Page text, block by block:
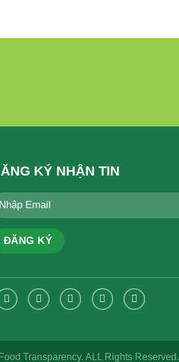
KÝ NHẬN TIN
Transparency. ALL Rights Reserved.